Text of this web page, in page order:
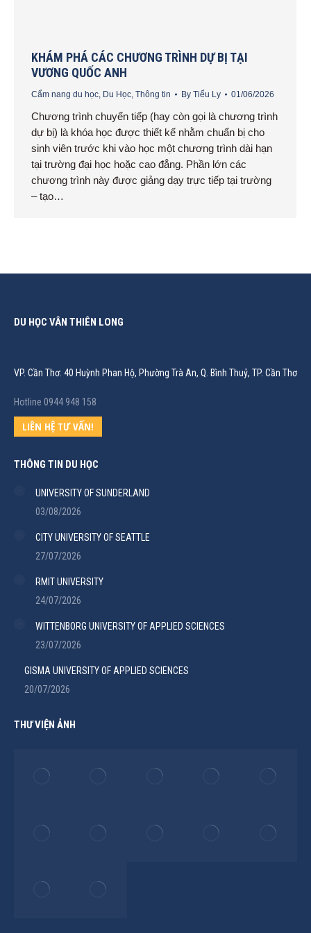
KHÁM PHÁ CÁC CHƯƠNG TRÌNH DỰ BỊ TẠI
VƯƠNG QUỐC ANH
Cẩm nang du học Du Học Thông tin By Tiểu Ly 01/06/2026
Chương trình chuyển tiếp (hay còn gọi là chương trình
dự bị) là khóa học được thiết kế nhằm chuẩn bị cho
sinh viên trước khi vào học một chương trình dài hạn
tại trường đại học hoặc cao đẳng. Phần lớn các
chương trình này được giảng dạy trực tiếp tại trường
– tạo…
DU HỌC VÂN THIÊN LONG
VP. Cần Thơ: 40 Huỳnh Phan Hộ, Phường Trà An, Q. Bình Thuỷ, TP. Cần Thơ
Hotline 0944 948 158
LIÊN HỆ TƯ VẤN!
THÔNG TIN DU HỌC
UNIVERSITY OF SUNDERLAND
03/08/2026
CITY UNIVERSITY OF SEATTLE
27/07/2026
RMIT UNIVERSITY
24/07/2026
WITTENBORG UNIVERSITY OF APPLIED SCIENCES
23/07/2026
GISMA UNIVERSITY OF APPLIED SCIENCES
20/07/2026
THƯ VIỆN ẢNH